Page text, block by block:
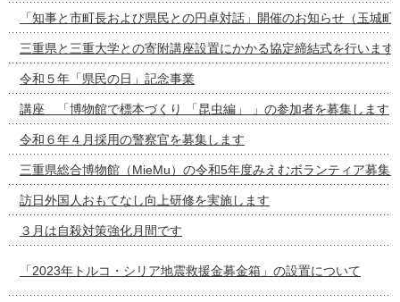
「知事と市町長および県民との円卓対話」開催のお知らせ（玉城町
三重県と三重大学との寄附講座設置にかかる協定締結式を行います
令和５年「県民の日」記念事業
講座 「博物館で標本づくり 「昆虫編」 」の参加者を募集します
令和６年４月採用の警察官を募集します
三重県総合博物館（MieMu）の令和5年度みえむボランティア募集
訪日外国人おもてなし向上研修を実施します
３月は自殺対策強化月間です
「2023年トルコ・シリア地震救援金募金箱」の設置について